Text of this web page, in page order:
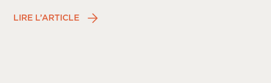
LIRE L’ARTICLE